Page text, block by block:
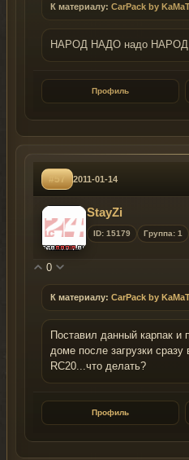
К материалу: CarPack by
НАРОД НАДО надо НАРОД
Профиль
#57 2011-01-14
StayZi
ID: 15179 Группа: 1
0
К материалу: CarPack by
Поставил данный карпак и
доме после загрузки
RC20...что делать?
Профиль